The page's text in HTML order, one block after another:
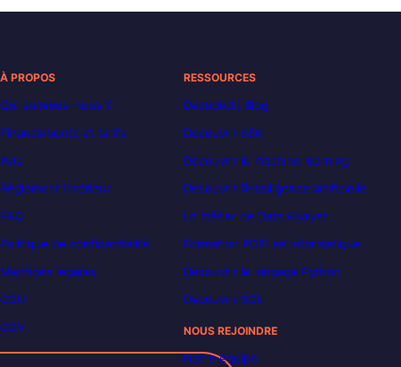
À PROPOS
Qui sommes-nous ?
Financements et tarifs
Avis
Règlement intérieur
FAQ
Politique de confidentialité
Mentions légales
CGU
CGV
RESSOURCES
Decoded | Blog
Découvrir n8n
Découvrir le machine learning
Découvrir l’intelligence artificielle
Le métier de Data Analyst
Formation POEI en informatique
Découvrir le langage Python
Découvrir SQL
NOUS REJOINDRE
Notre équipe